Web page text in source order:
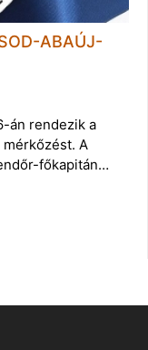
ABAÚJ-
án rendezik a
mérkőzést. A
főkapitán…